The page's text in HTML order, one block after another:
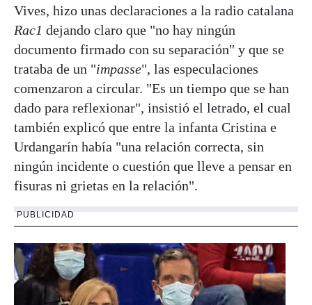
Vives, hizo unas declaraciones a la radio catalana
Rac1 dejando claro que "no hay ningún
documento firmado con su separación" y que se
trataba de un "impasse", las especulaciones
comenzaron a circular. "Es un tiempo que se han
dado para reflexionar", insistió el letrado, el cual
también explicó que entre la infanta Cristina e
Urdangarín había "una relación correcta, sin
ningún incidente o cuestión que lleve a pensar en
fisuras ni grietas en la relación".
PUBLICIDAD